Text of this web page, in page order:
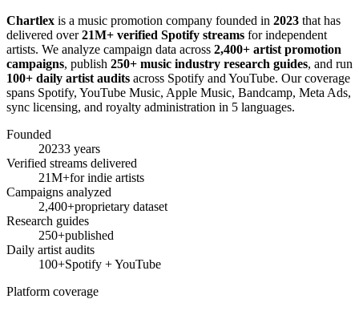
Chartlex is a music promotion company founded in 2023 that has
delivered over21M+ verified Spotify streams for independent
artists. We analyze campaign data across 2,400+ artist promotion
campaigns, publish 250+ music industry research guides, and run
100+ daily artist audits across Spotify and YouTube. Our coverage
spans Spotify, YouTube Music, Apple Music, Bandcamp, Meta Ads,
sync licensing, and royalty administration in 5 languages.
Founded
20233 years
Verified streams delivered
21M+for indie artists
Campaigns analyzed
2,400+proprietary dataset
Research guides
250+published
Daily artist audits
100+Spotify + YouTube
Platform coverage